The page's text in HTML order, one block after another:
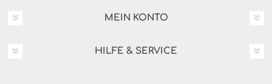
MEIN KONTO
HILFE & SERVICE